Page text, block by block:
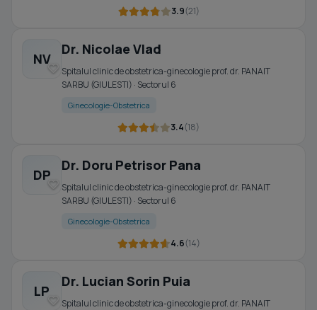
3.9(21)
NV
Dr. Nicolae Vlad
Spitalul clinic de obstetrica-ginecologie prof. dr. PANAIT
SARBU (GIULESTI) · Sectorul 6
Ginecologie-Obstetrica
3.4(18)
DP
Dr. Doru Petrisor Pana
Spitalul clinic de obstetrica-ginecologie prof. dr. PANAIT
SARBU (GIULESTI) · Sectorul 6
Ginecologie-Obstetrica
4.6(14)
LP
Dr. Lucian Sorin Puia
Spitalul clinic de obstetrica-ginecologie prof. dr. PANAIT